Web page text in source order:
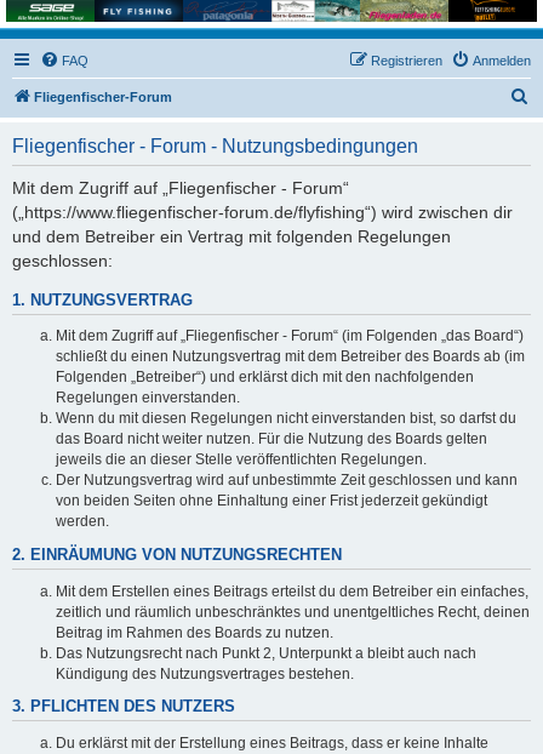
FAQ Anmelden
Registrieren
Fliegenfischer-Forum
Fliegenfischer - Forum - Nutzungsbedingungen
Mit dem Zugriff auf „Fliegenfischer - Forum“
(„https://www.fliegenfischer-forum.de/flyfishing“) wird zwischen dir
und dem Betreiber ein Vertrag mit folgenden Regelungen
geschlossen:
1. NUTZUNGSVERTRAG
Mit dem Zugriff auf „Fliegenfischer - Forum“ (im Folgenden „das Board“)
schließt du einen Nutzungsvertrag mit dem Betreiber des Boards ab (im
Folgenden „Betreiber“) und erklärst dich mit den nachfolgenden
Regelungen einverstanden.
Wenn du mit diesen Regelungen nicht einverstanden bist, so darfst du
das Board nicht weiter nutzen. Für die Nutzung des Boards gelten
jeweils die an dieser Stelle veröffentlichten Regelungen.
Der Nutzungsvertrag wird auf unbestimmte Zeit geschlossen und kann
von beiden Seiten ohne Einhaltung einer Frist jederzeit gekündigt
werden.
2. EINRÄUMUNG VON NUTZUNGSRECHTEN
Mit dem Erstellen eines Beitrags erteilst du dem Betreiber ein einfaches,
zeitlich und räumlich unbeschränktes und unentgeltliches Recht, deinen
Beitrag im Rahmen des Boards zu nutzen.
Das Nutzungsrecht nach Punkt 2, Unterpunkt a bleibt auch nach
Kündigung des Nutzungsvertrages bestehen.
3. PFLICHTEN DES NUTZERS
Du erklärst mit der Erstellung eines Beitrags, dass er keine Inhalte